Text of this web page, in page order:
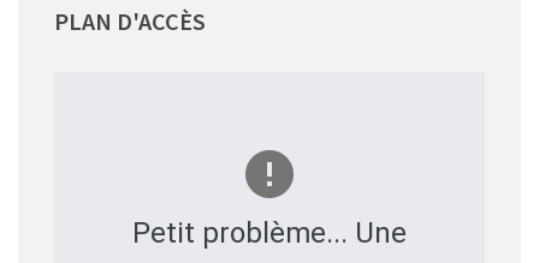
PLAN D'ACCÈS
Petit problème... Une